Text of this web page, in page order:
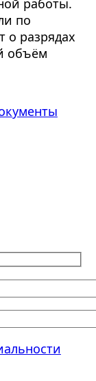
работы.
по
о разрядах
объём